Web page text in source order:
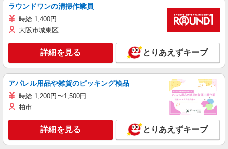
ラウンドワンの清掃作業員
時給 1,400円
大阪市城東区
詳細を見る とりあえずキープ
アパレル用品や雑貨のピッキング検品
時給 1,200円〜1,500円
柏市
詳細を見る とりあえずキープ